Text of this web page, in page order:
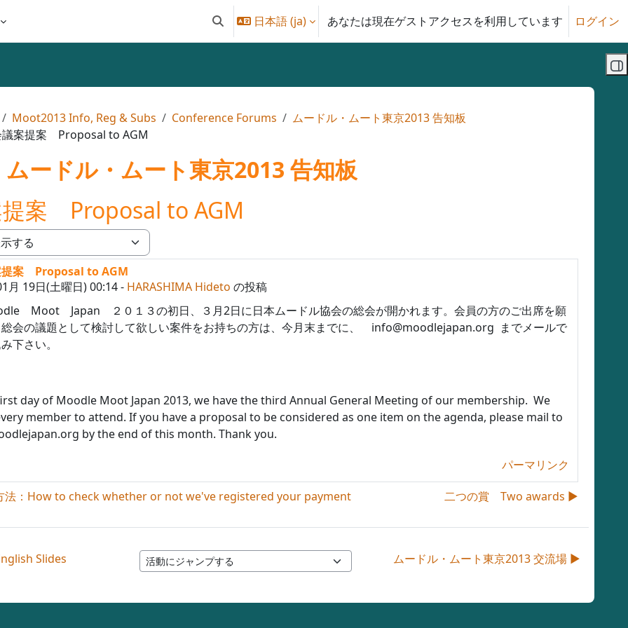
検索入力に切り替える
日本語 ‎(ja)‎ あなたは現在ゲストアクセスを利用しています ログイン
Moot2013 Info, Reg & Subs Conference Forums
ムードル・ムート東京2013 告知板
議案提案 Proposal to AGM
ムードル・ムート東京2013 告知板
提案 Proposal to AGM
提案 Proposal to AGM
月 19日(土曜日) 00:14- HARASHIMA Hideto の投稿
Moot Japan ２０１３の初日、３月2日に日本ムードル協会の総会が開かれます。会員の方のご出席を願
総会の議題として検討して欲しい案件をお持ちの方は、今月末までに、 info@moodlejapan.org までメールで
下さい。
day of Moodle Moot Japan 2013, we have the third Annual General Meeting of our membership. We
member to attend. If you have a proposal to be considered as one item on the agenda, please mail to
by the end of this month. Thank you.
パーマリンク
法：How to check whether or not we've registered your payment 二つの賞 Two awards ▶︎
Slides
活動にジャンプする
ムードル・ムート東京2013 交流場 ▶︎